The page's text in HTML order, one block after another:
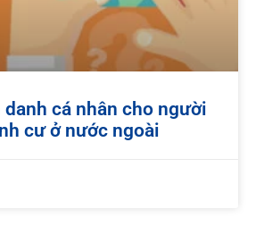
danh cá nhân cho người
cư ở nước ngoài